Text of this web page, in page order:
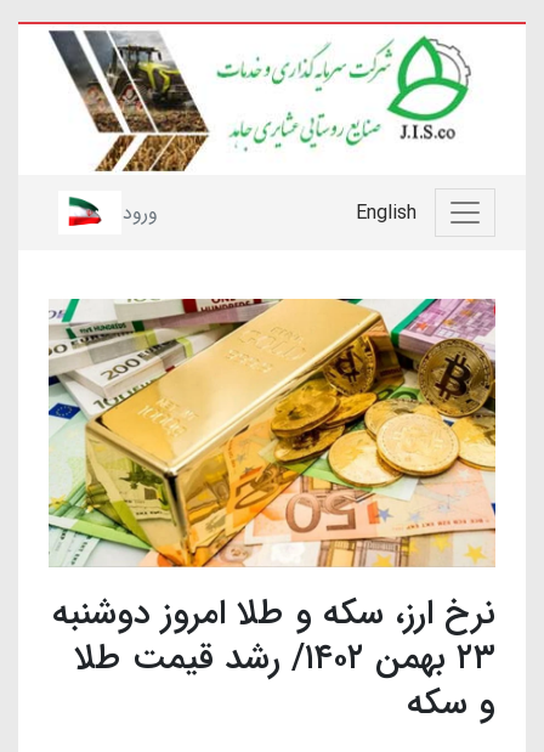
English ورود
نرخ ارز، سکه و طلا امروز دوشنبه
۲۳ بهمن ۱۴۰۲/ رشد قیمت طلا
و سکه